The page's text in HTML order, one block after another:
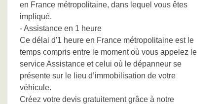
en France métropolitaine, dans lequel vous êtes
impliqué.
- Assistance en 1 heure
Ce délai d'1 heure en France métropolitaine est le
temps compris entre le moment où vous appelez le
service Assistance et celui où le dépanneur se
présente sur le lieu d’immobilisation de votre
véhicule.
Créez votre devis gratuitement grâce à notre